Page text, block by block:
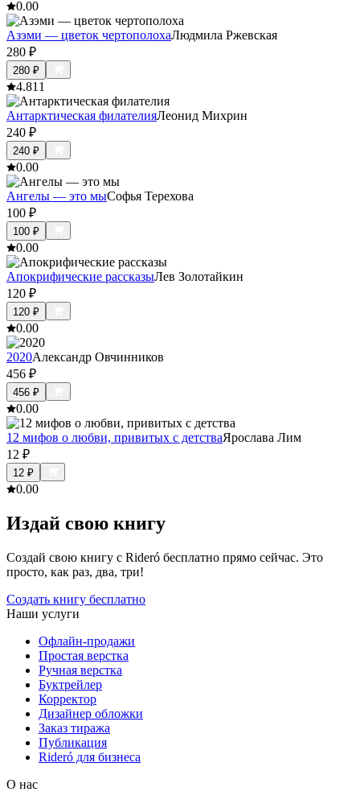
0.00
Азэми — цветок чертополохаЛюдмила Ржевская
280 ₽
280 ₽
4.811
Антарктическая филателияЛеонид Михрин
240 ₽
240 ₽
0.00
Ангелы — это мыСофья Терехова
100 ₽
100 ₽
0.00
Апокрифические рассказыЛев Золотайкин
120 ₽
120 ₽
0.00
2020Александр Овчинников
456 ₽
456 ₽
0.00
12 мифов о любви, привитых с детстваЯрослава Лим
12 ₽
12 ₽
0.00
Издай свою книгу
Создай свою книгу с Rideró бесплатно прямо сейчас. Это
просто, как раз, два, три!
Создать книгу бесплатно
Наши услуги
Офлайн-продажи
Простая верстка
Ручная верстка
Буктрейлер
Корректор
Дизайнер обложки
Заказ тиража
Публикация
Rideró для бизнеса
О нас